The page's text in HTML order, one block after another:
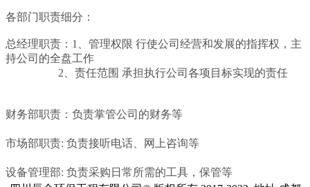
各部门职责细分：
总经理职责：1、管理权限 行使公司经营和发展的指挥权，主
持公司的全盘工作
2、责任范围 承担执行公司各项目标实现的责任
财务部职责：负责掌管公司的财务等
市场部职责: 负责接听电话、网上咨询等
设备管理部: 负责采购日常所需的工具，保管等